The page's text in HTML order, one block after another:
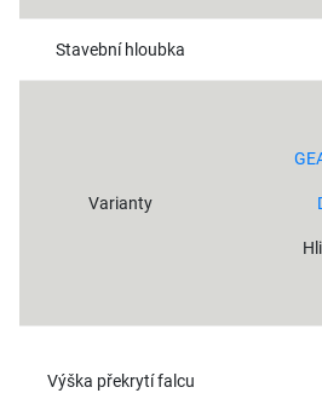
Stavební hloubka
Varianty
Výška překrytí falcu